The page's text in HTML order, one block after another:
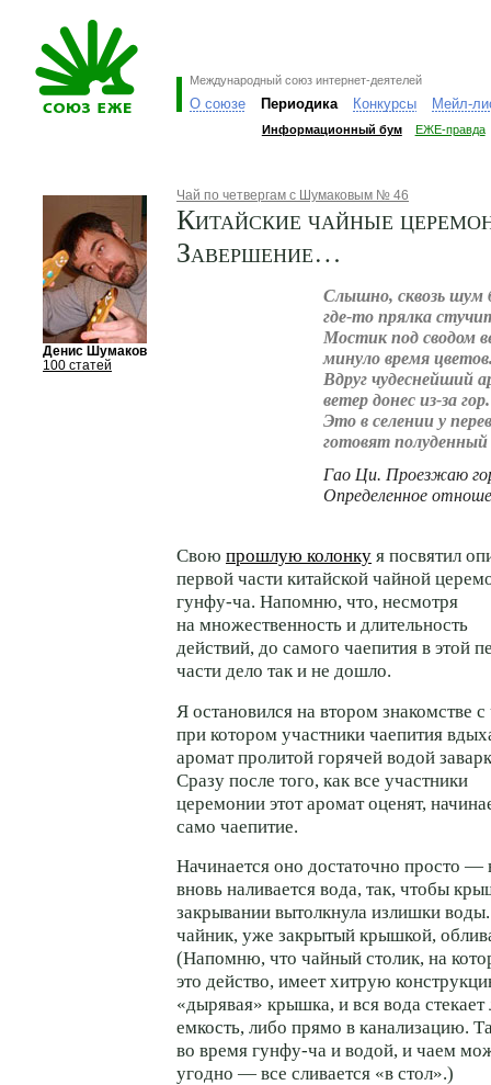
Международный союз интернет-деятелей
О союзе Периодика Конкурсы Мейл-
Информационный бум ЕЖЕ-правда
Денис Шумаков
100 статей
Чай по четвергам с Шумаковым № 46
Китайские чайные
Завершение…
Слышно, сквозь шум
где-то прялка
Мостик под сводом
минуло время
Вдруг чудеснейший
ветер донес из-за гор.
Это в селении у
готовят полуденный
Гао Ци. Проезжаю
Определенное
Свою прошлую колонку я посвятил
первой части китайской чайной
гунфу-ча. Напомню, что, несмотря
на множественность и длительность
действий, до самого чаепития в этой
части дело так и не дошло.
Я остановился на втором знакомстве
при котором участники чаепития
аромат пролитой горячей водой
Сразу после того, как все участники
церемонии этот аромат оценят,
само чаепитие.
Начинается оно достаточно просто —
вновь наливается вода, так, чтобы
закрывании вытолкнула излишки
чайник, уже закрытый крышкой,
(Напомню, что чайный столик, на
это действо, имеет хитрую
«дырявая» крышка, и вся вода
емкость, либо прямо в канализацию.
во время гунфу-ча и водой, и чаем
угодно — все сливается «в стол».)